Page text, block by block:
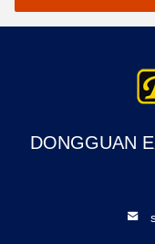
CDA
DONGGUAN